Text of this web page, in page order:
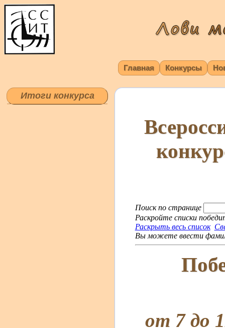
Главная Конкурсы
Итоги конкурса
Поиск по странице
Раскройте списки
Раскрыть весь список
Вы можете ввести
от 7 до